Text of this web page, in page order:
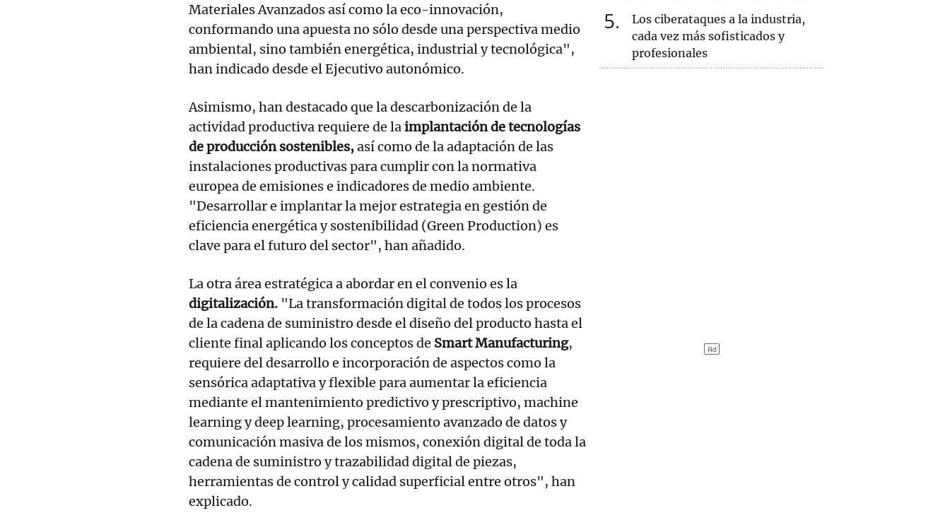
Materiales Avanzados así como la eco-innovación,
conformando una apuesta no sólo desde una perspectiva medio
ambiental, sino también energética, industrial y tecnológica",
han indicado desde el Ejecutivo autonómico.
Asimismo, han destacado que la descarbonización de la
actividad productiva requiere de laimplantación de tecnologías
de producción sostenibles,así como de la adaptación de las
instalaciones productivas para cumplir con la normativa
europea de emisiones e indicadores de medio ambiente.
"Desarrollar e implantar la mejor estrategia en gestión de
eficiencia energética y sostenibilidad (Green Production) es
clave para el futuro del sector", han añadido.
La otra área estratégica a abordar en el convenio es la
digitalización. "La transformación digital de todos los procesos
de la cadena de suministro desde el diseño del producto hasta el
cliente final aplicando los conceptos de Smart Manufacturing,
requiere del desarrollo e incorporación de aspectos como la
sensórica adaptativa y flexible para aumentar la eficiencia
mediante el mantenimiento predictivo y prescriptivo, machine
learning y deep learning, procesamiento avanzado de datos y
comunicación masiva de los mismos, conexión digital de toda la
cadena de suministro y trazabilidad digital de piezas,
herramientas de control y calidad superficial entre otros", han
explicado.
5
Los ciberataques a la industria,
cada vez más sofisticados y
profesionales